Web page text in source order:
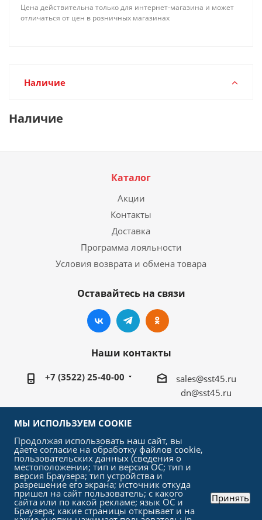
Цена действительна только для интернет-магазина и может
отличаться от цен в розничных магазинах
Наличие
Наличие
Каталог
Акции
Контакты
Доставка
Программа лояльности
Условия возврата и обмена товара
Оставайтесь на связи
Наши контакты
+7 (3522) 25-40-00
sales@sst45.ru
dn@sst45.ru
640027, Россия, г.Курган, ул.Омская 76а
2026 © «СтройСельхозТорг»
МЫ ИСПОЛЬЗУЕМ COOKIE
Продолжая использовать наш сайт, вы
даете согласие на обработку файлов cookie,
пользовательских данных (сведения о
местоположении; тип и версия ОС; тип и
версия Браузера; тип устройства и
разрешение его экрана; источник откуда
пришел на сайт пользователь; с какого
сайта или по какой рекламе; язык ОС и
Браузера; какие страницы открывает и на
Принять